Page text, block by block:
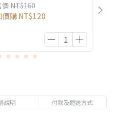
價 NT$160
價購NT$120
說明 付款及運送方式